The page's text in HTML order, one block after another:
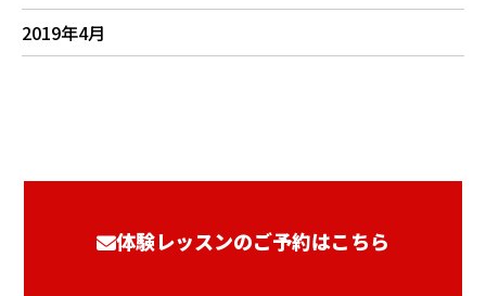
2019年4月
体験レッスンのご予約はこちら